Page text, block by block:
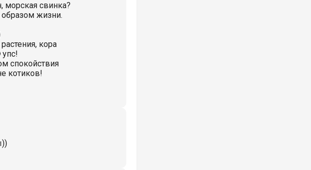
морская свинка?
жизни.
кора
упс!
спокойствия
котиков!